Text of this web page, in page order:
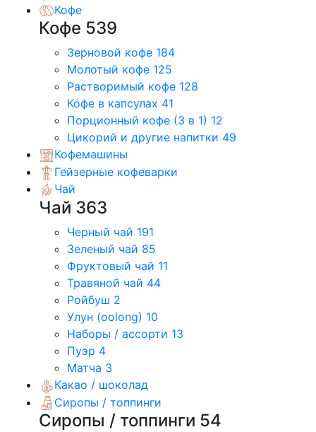
Кофе
Кофе 539
Зерновой кофе 184
Молотый кофе 125
Растворимый кофе 128
Кофе в капсулах 41
Порционный кофе (3 в 1) 12
Цикорий и другие напитки 49
Кофемашины
Гейзерные кофеварки
Чай
Чай 363
Черный чай 191
Зеленый чай 85
Фруктовый чай 11
Травяной чай 44
Ройбуш 2
Улун (oolong) 10
Наборы / ассорти 13
Пуэр 4
Матча 3
Какао / шоколад
Сиропы / топпинги
Сиропы / топпинги 54